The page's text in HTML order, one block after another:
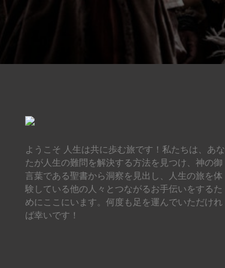
ようこそ 人生は共に歩む旅です！私たちは、あな
たが人生の難問を解決する方法を見つけ、神の御
言葉である聖書から洞察を見出し、人生の旅を体
験している他の人々とつながるお手伝いをするた
めにここにいます。何度も足を運んでいただけれ
ば幸いです！